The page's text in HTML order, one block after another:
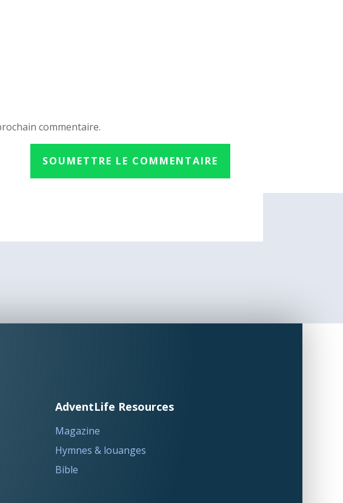
commentaire.
SOUMETTRE LE COMMENTAIRE
AdventLife Resources
Magazine
Hymnes & louanges
Bible